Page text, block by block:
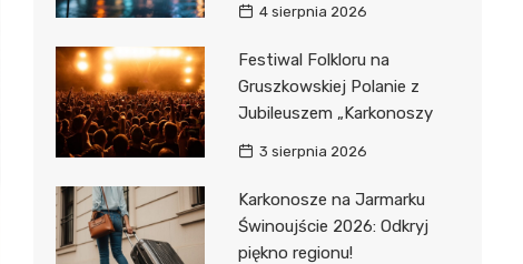
4 sierpnia 2026
Festiwal Folkloru na
Gruszkowskiej Polanie z
Jubileuszem „Karkonoszy
3 sierpnia 2026
Karkonosze na Jarmarku
Świnoujście 2026: Odkryj
piękno regionu!